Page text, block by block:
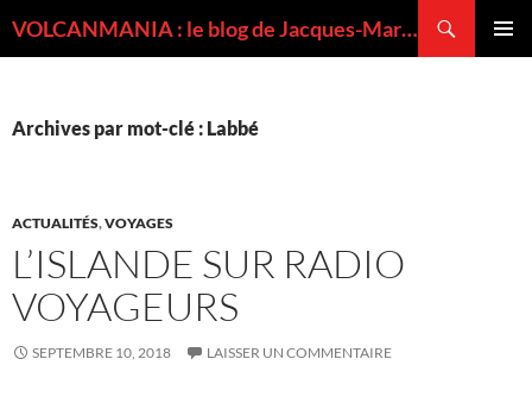
VOLCANMANIA : le blog de Jacques-Marie BARDINTZEFF, volcanologue
Archives par mot-clé : Labbé
ACTUALITÉS,VOYAGES
L’ISLANDE SUR RADIO
VOYAGEURS
SEPTEMBRE 10, 2018 LAISSER UN COMMENTAIRE